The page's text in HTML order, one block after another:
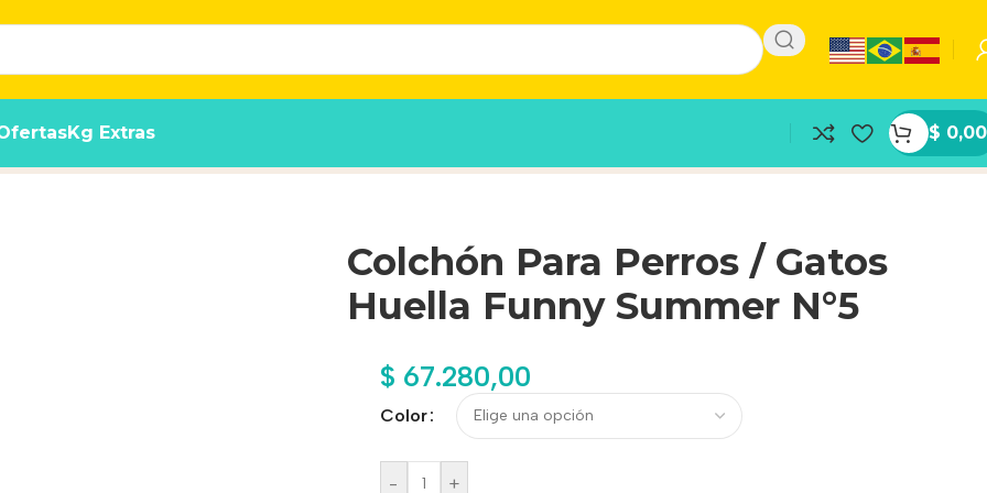
Kg Extras $ 0,00
N°5
Colchón Para Perros / Gatos
Huella Funny Summer N°5
$ 67.280,00
Color
- +